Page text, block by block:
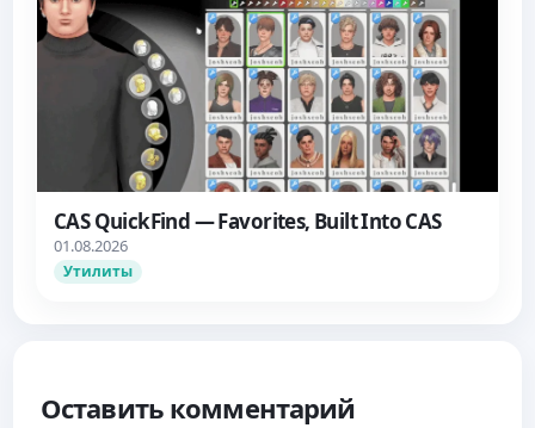
CAS QuickFind — Favorites, Built Into CAS
01.08.2026
Утилиты
Оставить комментарий